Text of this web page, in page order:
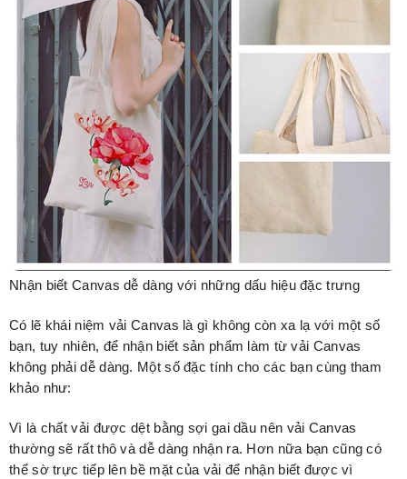
Nhận biết Canvas dễ dàng với những dấu hiệu đặc trưng
Có lẽ khái niệm vải Canvas là gì không còn xa lạ với một số
bạn, tuy nhiên, để nhận biết sản phẩm làm từ vải Canvas
không phải dễ dàng. Một số đặc tính cho các bạn cùng tham
khảo như:
Vì là chất vải được dệt bằng sợi gai dầu nên vải Canvas
thường sẽ rất thô và dễ dàng nhận ra. Hơn nữa bạn cũng có
thể sờ trực tiếp lên bề mặt của vải để nhận biết được vì